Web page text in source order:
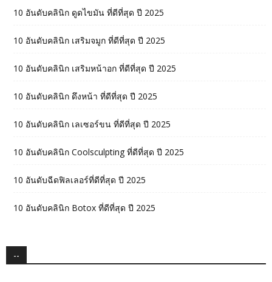
10 อันดับคลินิก ดูดไขมัน ที่ดีที่สุด ปี 2025
10 อันดับคลินิก เสริมจมูก ที่ดีที่สุด ปี 2025
10 อันดับคลินิก เสริมหน้าอก ที่ดีที่สุด ปี 2025
10 อันดับคลินิก ดึงหน้า ที่ดีที่สุด ปี 2025
10 อันดับคลินิก เลเซอร์ขน ที่ดีที่สุด ปี 2025
10 อันดับคลินิก Coolsculpting ที่ดีที่สุด ปี 2025
10 อันดับฉีดฟิลเลอร์ที่ดีที่สุด ปี 2025
10 อันดับคลินิก Botox ที่ดีที่สุด ปี 2025
--